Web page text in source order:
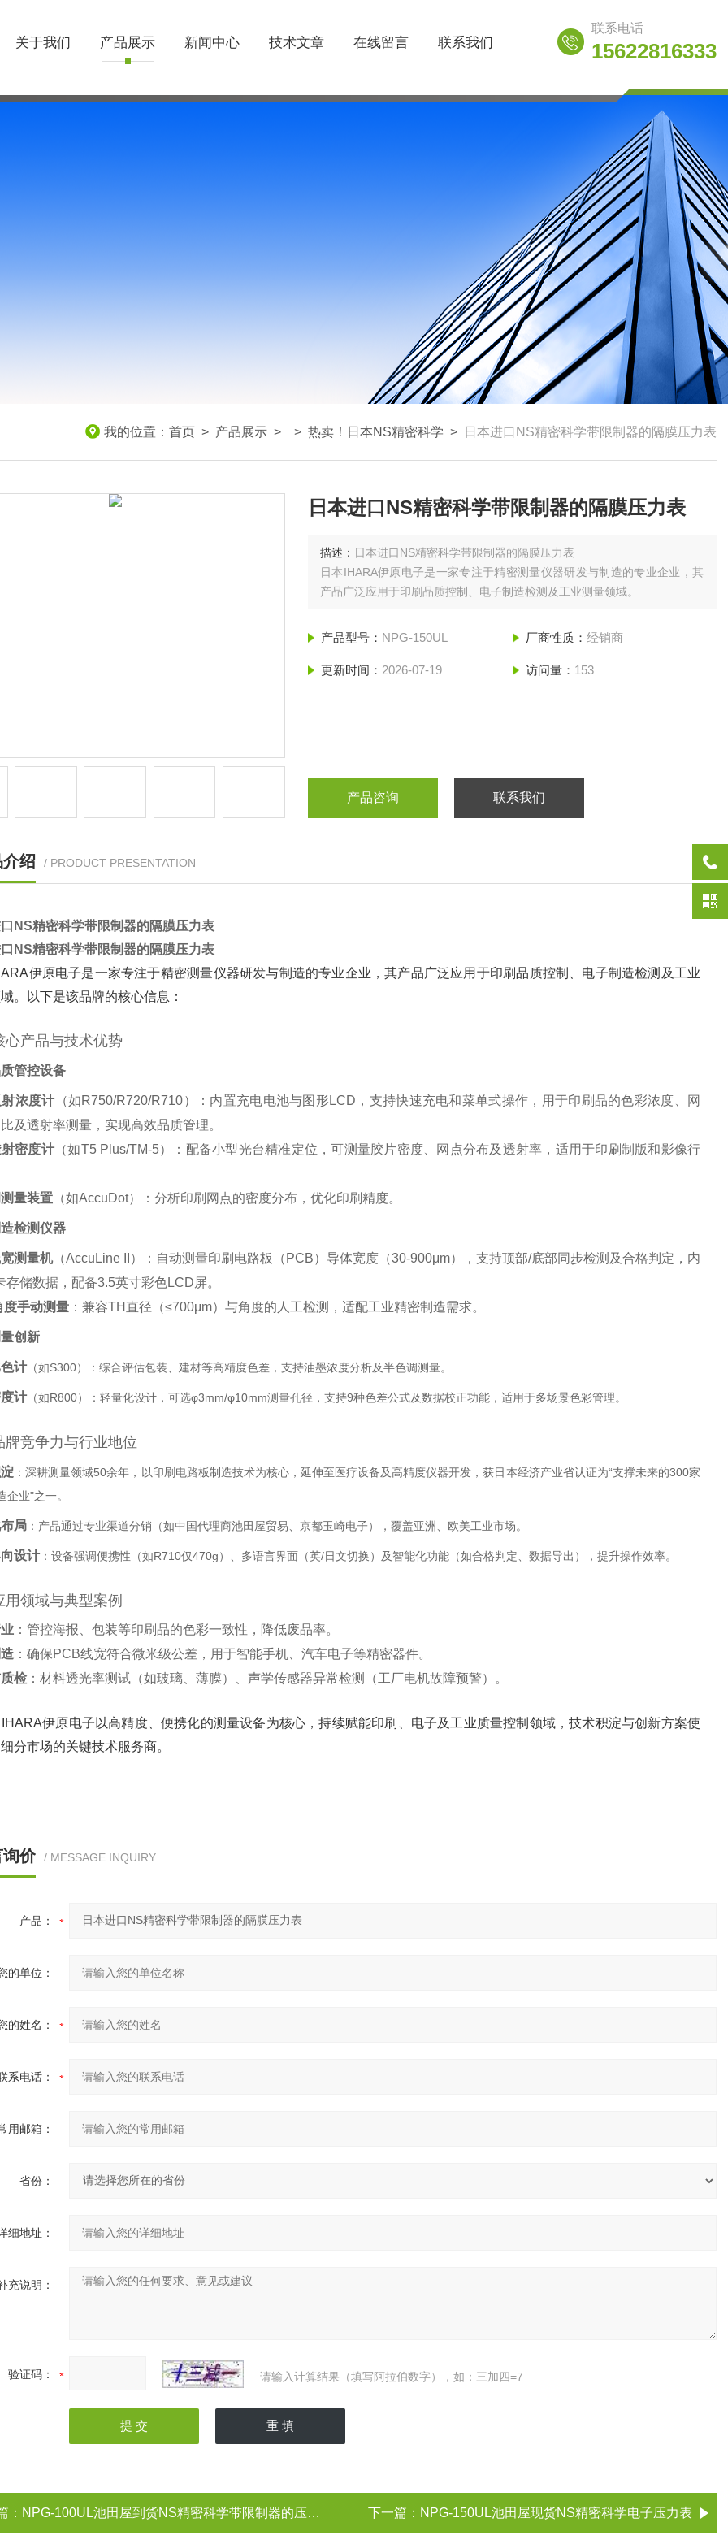
关于我们 产品展示 新闻中心 技术文章 在线留言 联系我们
联系电话
15622816333
我的位置： 首页 > 产品展示 > > 热卖！日本NS精密科学 > 日本进口NS精密科学带限制器的隔膜压力表
日本进口NS精密科学带限制器的隔膜压力表
描述： 日本进口NS精密科学带限制器的隔膜压力表
日本IHARA伊原电子是一家专注于精密测量仪器研发与制造的专业企业，其
产品广泛应用于印刷品质控制、电子制造检测及工业测量领域。
产品型号： NPG-150UL 厂商性质： 经销商
更新时间： 2026-07-19 访问量： 153
产品咨询 联系我们
绍 / PRODUCT PRESENTATION
NS精密科学带限制器的隔膜压力表
NS精密科学带限制器的隔膜压力表
伊原电子是一家专注于精密测量仪器研发与制造的专业企业，其产品广泛应用于印刷品质控制、电子制造检测及工业
。以下是该品牌的核心信息：
心产品与技术优势
管控设备
浓度计 ‌（如R750/R720/R710）：内置充电电池与图形LCD，支持快速充电和菜单式操作，用于印刷品的色彩浓度、网
及透射率测量，实现高效品质管理。‌
密度计‌（如T5 Plus/TM-5）：配备小型光台精准定位，可测量胶片密度、网点分布及透射率，适用于印刷制版和影像行
量装置 ‌（如AccuDot）：分析印刷网点的密度分布，优化印刷精度。‌
检测仪器
测量机‌（AccuLine II）：自动测量印刷电路板（PCB）导体宽度（30-900μm），支持顶部/底部同步检测及合格判定，内
存储数据，配备3.5英寸彩色LCD屏。‌
度手动测量 ‌：兼容TH直径（≤700μm）与角度的人工检测，适配工业精密制造需求。‌
创新
计 ‌（如S300）：综合评估包装、建材等高精度色差，支持油墨浓度分析及半色调测量。‌
计 ‌（如R800）：轻量化设计，可选φ3mm/φ10mm测量孔径，支持9种色差公式及数据校正功能，适用于多场景色彩管理。‌
牌竞争力与行业地位
‌：深耕测量领域50余年，以印刷电路板制造技术为核心，延伸至医疗设备及高精度仪器开发，获日本经济产业省认证为“支撑未来的300家
企业"之一。‌
局 ‌：产品通过专业渠道分销（如中国代理商池田屋贸易、京都玉崎电子），覆盖亚洲、欧美工业市场。‌
设计 ‌：设备强调便携性（如R710仅470g）、多语言界面（英/日文切换）及智能化功能（如合格判定、数据导出），提升操作效率。‌
用领域与典型案例
‌：管控海报、包装等印刷品的色彩一致性，降低废品率。‌
‌：确保PCB线宽符合微米级公差，用于智能手机、汽车电子等精密器件。‌
检 ‌：材料透光率测试（如玻璃、薄膜）、声学传感器异常检测（工厂电机故障预警）。
伊原电子以高精度、便携化的测量设备为核心，持续赋能印刷、电子及工业质量控制领域，技术积淀与创新方案使
分市场的关键技术服务商。
价 / MESSAGE INQUIRY
产品：
的单位：
的姓名：
系电话：
用邮箱：
省份：
细地址：
充说明：
验证码： 请输入计算结果（填写阿拉伯数字），如：三加四=7
： NPG-100UL池田屋到货NS精密科学带限制器的压力表 下一篇： NPG-150UL池田屋现货NS精密科学电子压力表